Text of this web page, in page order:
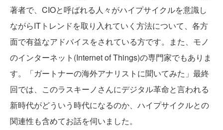
著者で、CIOと呼ばれる人々がハイプサイクルを意識し
ながらITトレンドを取り入れていく方法について、各方
面で有益なアドバイスをされている方です。また、モノ
のインターネット(Internet of Things)の専門家でもありま
す。「ガートナーの海外アナリストに聞いてみた」最終
回では、このラスキーノさんにデジタル革命と言われる
新時代がどういう時代になるのか、ハイプサイクルとの
関連性も含めてお話を伺いました。